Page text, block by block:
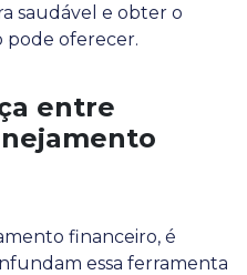
saudável e obter o
pode oferecer.
entre
financeiro, é
essa ferramenta